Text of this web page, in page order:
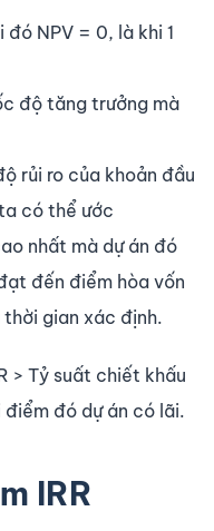
NPV = 0, là khi 1
độ tăng trưởng mà
rủi ro của khoản đầu
có thể ước
nhất mà dự án đó
đến điểm hòa vốn
gian xác định.
> Tỷ suất chiết khấu
đó dự án có lãi.
IRR